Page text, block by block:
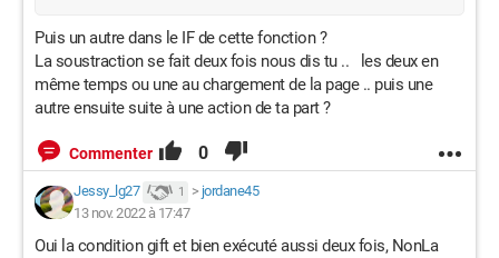
function updateRoomStats() {
$('#roomStats').html(`Viewers:
<b>${viewerCount.toLocaleString()}</b> Likes:
Diamonds: <b>${diamondsCount.toLocaleString()}
}
Puis un autre dans le IF de cette fonction ?
La soustraction se fait deux fois nous dis tu .. les deux en
même temps ou une au chargement de la page .. puis une
autre ensuite suite à une action de ta part ?
Commenter 0
Jessy_lg27 1 > jordane45
13 nov. 2022 à 17:47
Oui la condition gift et bien exécuté aussi deux fois, NonLa